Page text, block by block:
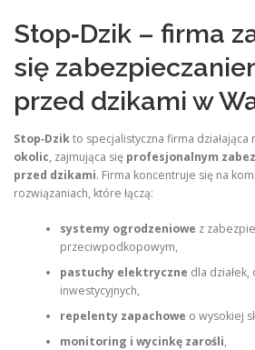
Stop‑Dzik – firma
się
przed dzikami w
Stop‑Dzikto specjalistyczna firma działająca
okolic, zajmująca się profesjonalnym
przed dzikami. Firma koncentruje się na
rozwiązaniach, które łączą:
systemy ogrodzeniowe z
przeciwpodkopowym,
pastuchy elektryczne dla
inwestycyjnych,
repelenty zapachowe o wysokiej
monitoring i wycinkę zarośli,